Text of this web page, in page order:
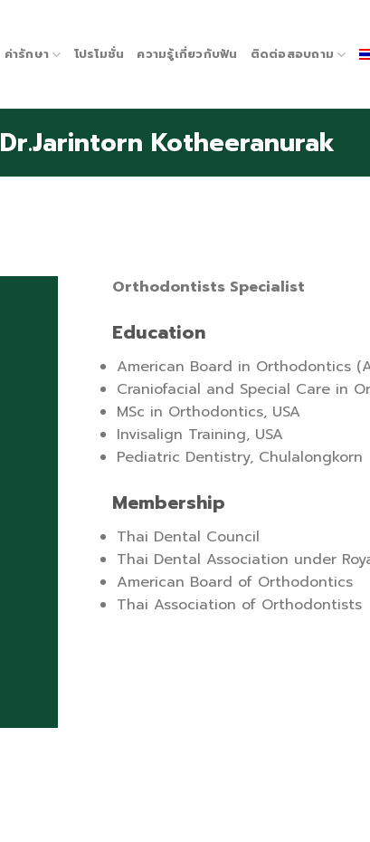
ค่ารักษา โปรโมชั่น ความรู้เกี่ยวกับฟัน ติดต่อสอบถาม
Dr.Jarintorn Kotheeranurak
Orthodontists Specialist
Education
American Board in Orthodontics
Craniofacial and Special Care in
MSc in Orthodontics, USA
Invisalign Training, USA
Pediatric Dentistry, Chulalongkorn
Membership
Thai Dental Council
Thai Dental Association under
American Board of Orthodontics
Thai Association of Orthodontists